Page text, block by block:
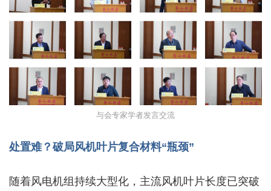
与会专家学者发言交流
处置难？破局风机叶片复合材料“瓶颈”
随着风电机组持续大型化，主流风机叶片长度已突破